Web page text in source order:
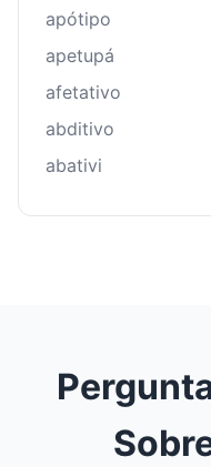
apótipo
apetupá
afetativo
abditivo
abativi